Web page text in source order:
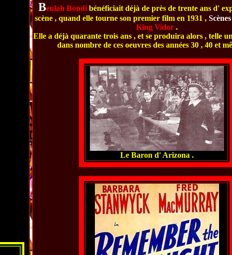
Beulah Bondi bénéficiait déjà de près de trente ans d'
scène , quand elle tourne son premier film en 1931 ,
King Vidor .
Elle a déjà quarante trois ans , et se produira alors , telle
dans nombre de ces oeuvres des années 30 , 40 et
Le Baron d' Arizona .